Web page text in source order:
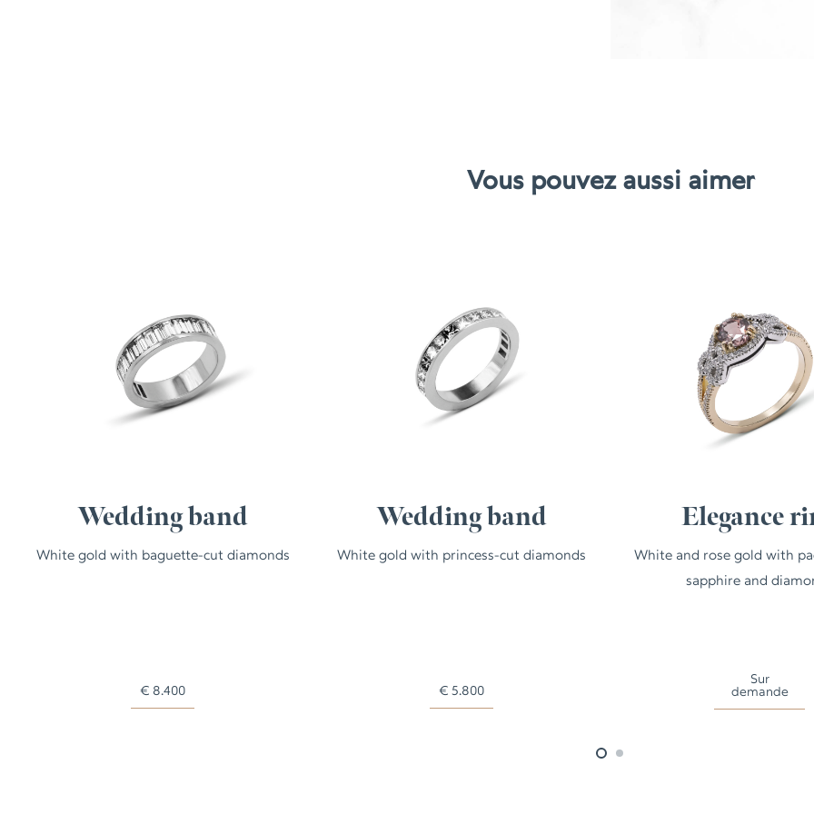
Vous pouvez aussi aimer
Wedding band
White gold with baguette-cut diamonds
€ 8.400
Wedding band
White gold with princess-cut diamonds
€ 5.800
Elegance
White and rose gold with
sapphire and
Sur
demande